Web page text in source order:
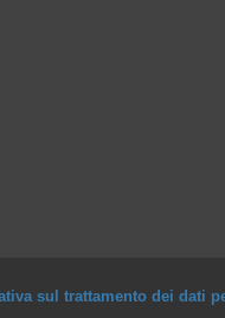
sul trattamento dei dati